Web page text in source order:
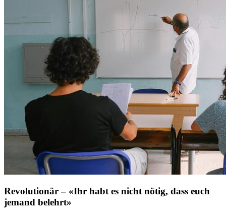
Revolutionär – «Ihr habt es nicht nötig, dass euch
jemand belehrt»